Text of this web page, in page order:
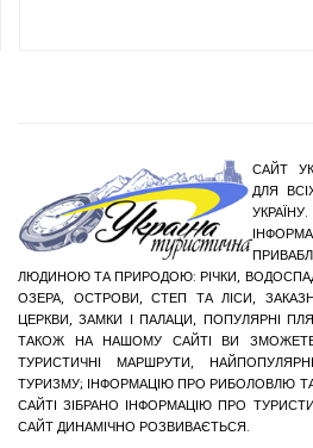
САЙТ
ДЛЯ
ЛЮДИНОЮ ТА ПРИРОДОЮ: РІЧКИ,
ОЗЕРА, ОСТРОВИ, СТЕП ТА ЛІСИ,
ЦЕРКВИ, ЗАМКИ І ПАЛАЦИ, ПОПУЛЯРНІ
ТАКОЖ НА НАШОМУ САЙТІ ВИ
ТУРИСТИЧНІ МАРШРУТИ,
ТУРИЗМУ; ІНФОРМАЦІЮ ПРО РИБОЛОВЛЮ
САЙТІ ЗІБРАНО ІНФОРМАЦІЮ ПРО
САЙТ ДИНАМІЧНО РОЗВИВАЄТЬСЯ.